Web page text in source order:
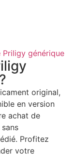
générique
original,
en version
achat de
Profitez
votre